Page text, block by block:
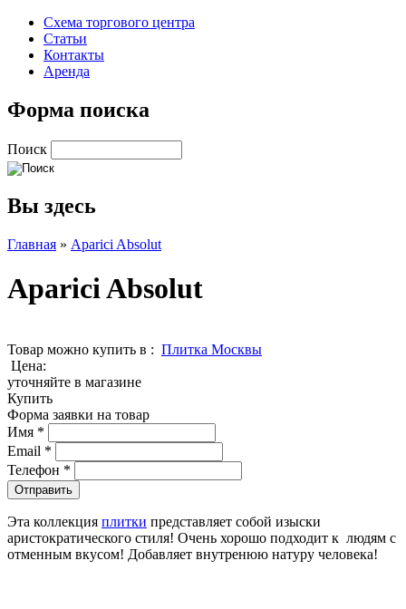
Схема торгового центра
Статьи
Контакты
Аренда
Форма поиска
Поиск
Вы здесь
Главная » Aparici Absolut
Aparici Absolut
Товар можно купить в : Плитка Москвы
Цена:
уточняйте в магазине
Купить
Форма заявки на товар
Имя *
Email *
Телефон *
Эта коллекция плитки представляет собой изыски
аристократического стиля! Очень хорошо подходит к людям с
отменным вкусом! Добавляет внутренюю натуру человека!